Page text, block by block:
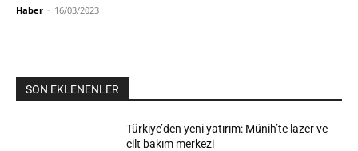
Haber - 16/03/2023
SON EKLENENLER
Türkiye’den yeni yatırım: Münih’te lazer ve
cilt bakım merkezi